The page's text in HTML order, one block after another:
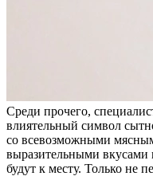
Среди прочего,
влиятельный символ
со всевозможными
выразительными
будут к месту. Только не